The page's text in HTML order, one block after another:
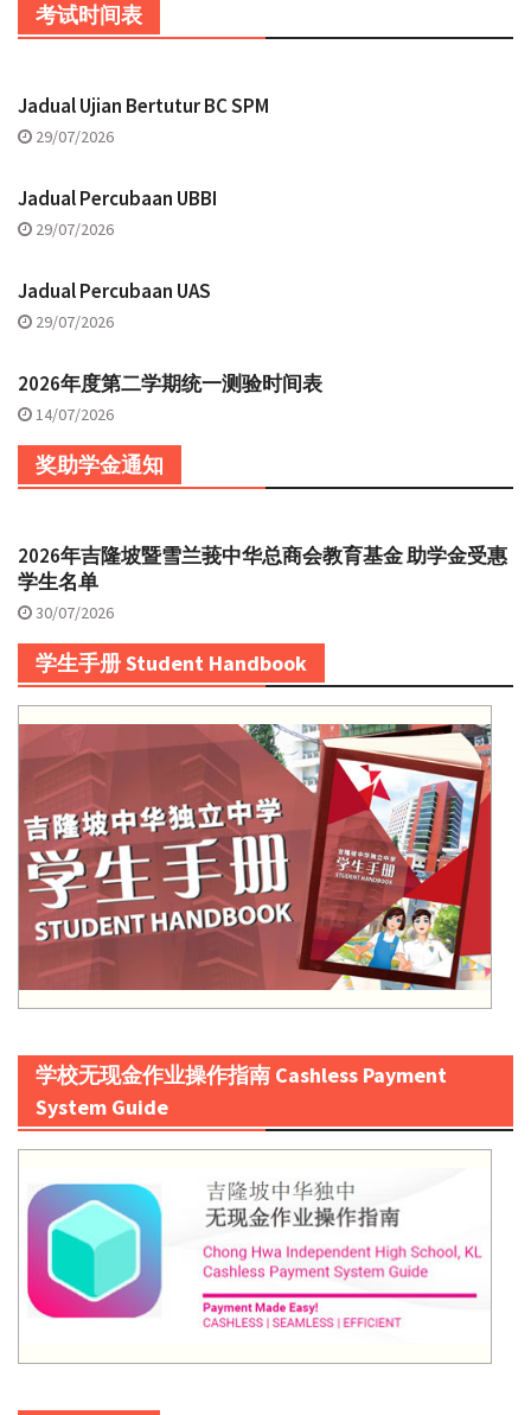
考试时间表
Jadual Ujian Bertutur BC SPM
29/07/2026
Jadual Percubaan UBBI
29/07/2026
Jadual Percubaan UAS
29/07/2026
2026年度第二学期统一测验时间表
14/07/2026
奖助学金通知
2026年吉隆坡暨雪兰莪中华总商会教育基金 助学金受惠
学生名单
30/07/2026
学生手册 Student Handbook
学校无现金作业操作指南 Cashless Payment
System Guide